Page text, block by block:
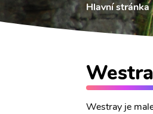
Hlavní stránka
Westray je